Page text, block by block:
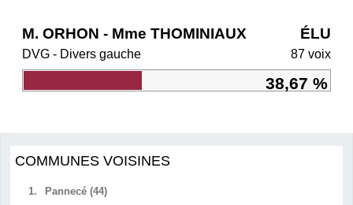
M. ORHON - Mme THOMINIAUX ÉLU
DVG - Divers gauche 87 voix
38,67 %
COMMUNES VOISINES
1.
Pannecé (44)